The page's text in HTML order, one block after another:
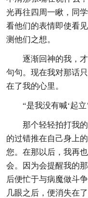
光再往四周一瞅，同
看他们的表情即使看
测他们之想。
逐渐回神的我，
句句。现在我对那话
在了我的心里。
“是我没有喊‘起
那个轻轻拍打我
的过错推在自己身上
您。在那以后，我再
会。因为会提醒我的
后便忙于与病魔做斗
几眼之后，便消失在了